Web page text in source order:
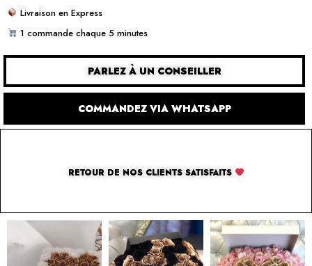
Livraison en Express
1 commande chaque 5 minutes
PARLEZ À UN CONSEILLER
COMMANDEZ VIA WHATSAPP
RETOUR DE NOS CLIENTS SATISFAITS